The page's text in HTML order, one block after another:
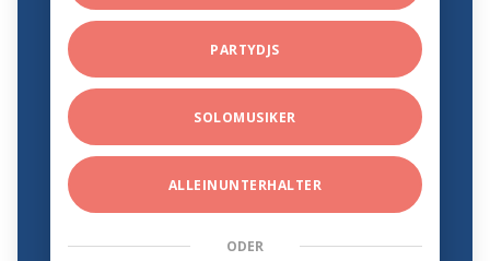
PARTYDJS
SOLOMUSIKER
ALLEINUNTERHALTER
ODER